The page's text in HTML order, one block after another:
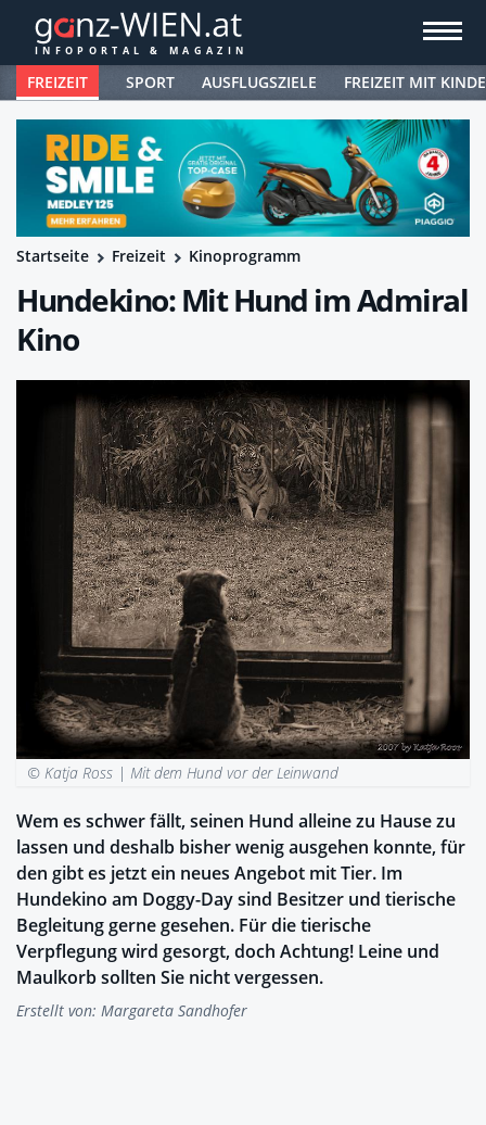
FREIZEIT SPORT AUSFLUGSZIELE FREIZEIT MIT
Startseite Freizeit Kinoprogramm
Hundekino: Mit Hund im Admiral
Kino
© Katja Ross | Mit dem Hund vor der Leinwand
Wem es schwer fällt, seinen Hund alleine zu Hause zu
lassen und deshalb bisher wenig ausgehen konnte, für
den gibt es jetzt ein neues Angebot mit Tier. Im
Hundekino am Doggy-Day sind Besitzer und tierische
Begleitung gerne gesehen. Für die tierische
Verpflegung wird gesorgt, doch Achtung! Leine und
Maulkorb sollten Sie nicht vergessen.
Erstellt von: Margareta Sandhofer